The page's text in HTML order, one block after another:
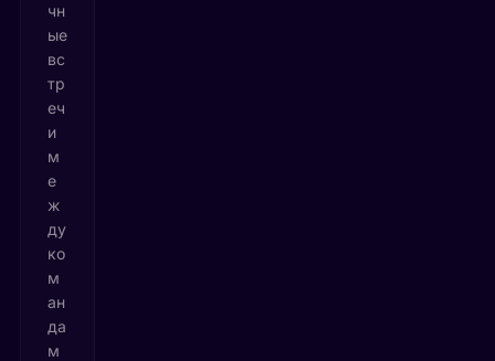
чн
ые
вс
тр
еч
и
м
е
ж
ду
ко
м
ан
да
м